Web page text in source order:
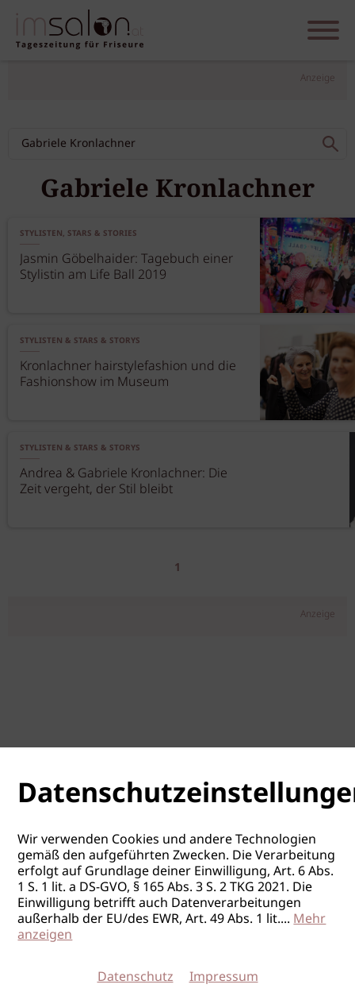
Anzeige
Gabriele Kronlachner
STYLISTEN, STARS & STORIES
Jasmin Göbelhaider: Tagebuch einer
Stylistin am Life Ball 2019
STYLISTEN & STARS & STORYS
Kronlachner hairstylefashion und die
Fashionshow im Museum
STYLISTEN & STARS & STORYS
Andrea & Gabriele Kronlachner: Die
Zeit vergeht, der Stil bleibt
1
Anzeige
Wir verwenden Cookies und andere Technologien
gemäß den aufgeführten Zwecken. Die Verarbeitung
erfolgt auf Grundlage deiner Einwilligung, Art. 6 Abs.
1 S. 1 lit. a DS-GVO, § 165 Abs. 3 S. 2 TKG 2021. Die
Einwilligung betrifft auch Datenverarbeitungen
außerhalb der EU/des EWR, Art. 49 Abs. 1 lit....Mehr
anzeigen
Datenschutz Impressum